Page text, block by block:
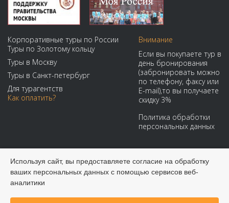
Корпоративные туры по России
Туры по Золотому кольцу
Туры в Москву
Туры в Санкт-петербург
Для турагентств
Как оплатить?
Внимание
Если вы покупаете тур в
день бронирования
(забронировать можно
по телефону, факсу или
E-mail),то вы получаете
скидку 3%
Политика обработки
персональных данных
Мы принимаем:
Используя сайт, вы предоставляете согласие на обработку
ваших персональных данных с помощью сервисов веб-
аналитики